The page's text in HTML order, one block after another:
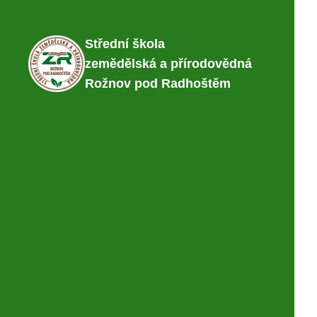
Střední škola
zemědělská a přírodovědná
Rožnov pod Radhoštěm